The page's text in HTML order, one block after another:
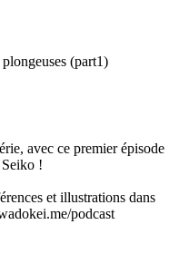
(part1)
avec ce premier épisode
!
et illustrations dans
podcast